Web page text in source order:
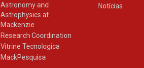
Astronomy and
Astrophysics at
Mackenzie
Research Coordination
Vitrine Tecnologica
MackPesquisa
Notícias